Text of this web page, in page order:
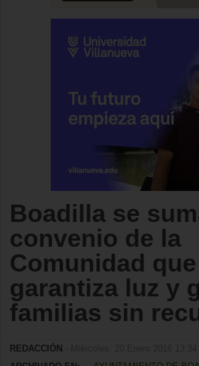
Boadilla se
convenio de la
Comunidad que
garantiza luz y
familias sin
REDACCIÓN